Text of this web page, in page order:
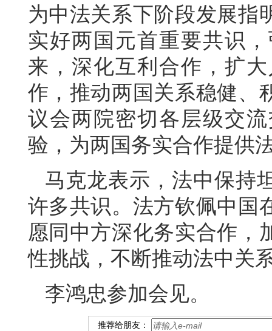
为中法关系下阶段发展指
实好两国元首重要共识
来，深化互利合作，扩
作，推动两国关系稳健、
议会两院密切各层级交
验，为两国务实合作提供
马克龙表示，法中保持
许多共识。法方钦佩中国
愿同中方深化务实合作，
性挑战，不断推动法中关
李鸿忠参加会见。
推荐给朋友：